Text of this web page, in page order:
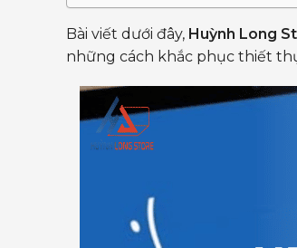
Bài viết dưới đây, Huỳnh Long
những cách khắc phục thiết